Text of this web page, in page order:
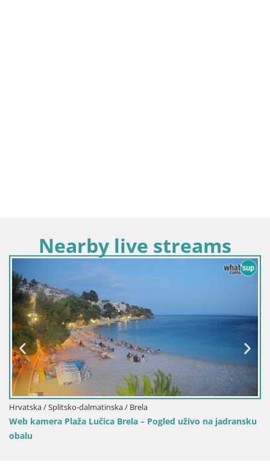
Nearby live streams
dalmatinska / Brela
Plaža Lučica Brela – Pogled uživo na jadransku